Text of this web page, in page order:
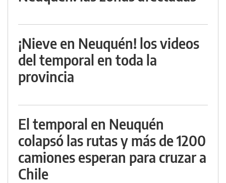
¡Nieve en Neuquén! los videos
del temporal en toda la
provincia
El temporal en Neuquén
colapsó las rutas y más de 1200
camiones esperan para cruzar a
Chile